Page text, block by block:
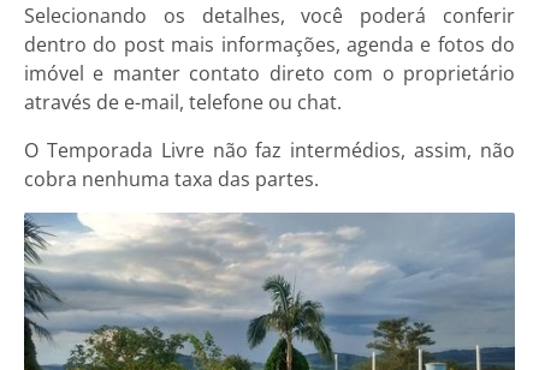
Selecionando os detalhes, você poderá conferir
dentro do post mais informações, agenda e fotos do
imóvel e manter contato direto com o proprietário
através de e-mail, telefone ou chat.
O Temporada Livre não faz intermédios, assim, não
cobra nenhuma taxa das partes.